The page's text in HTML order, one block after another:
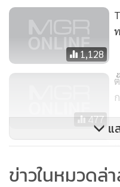
กว่าหุ้นขนาดใหญ่ รวมถึงมีโ
สำหรับสถานการณ์ตลาดหุ้
ลดลงกว่า 5% จากความกัง
สภาพคล่องในตลาดที่ตึงตัว
จะเกิดขึ้นในช่วงสั้นๆ ทั้งนี้
ออกมาดี เช่น ยอดเกินดุลก
ตัวเลขการปล่อยสินเชื่อขอ
ประวัติการณ์ในช่วงเดือนม
1,128
477
แ
ข่าวในหมวดล่